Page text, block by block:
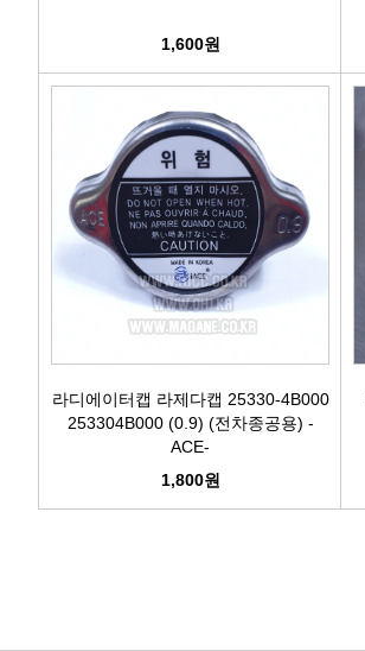
1,600원
라디에이터캡 라제다캡 25330-4B000
253304B000 (0.9) (전차종공용) -
ACE-
1,800원